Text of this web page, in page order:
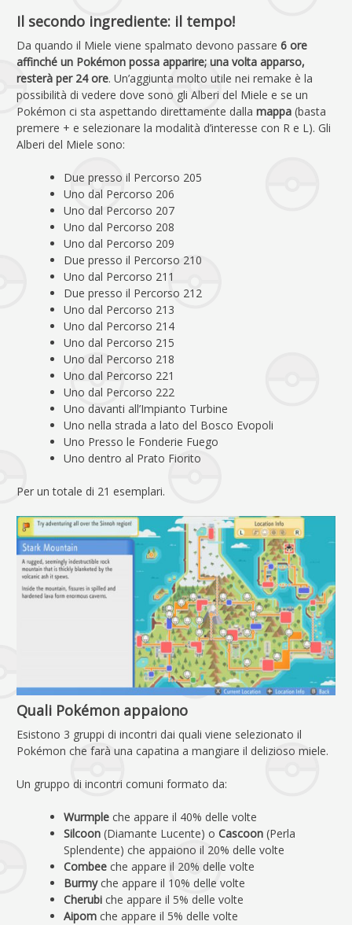
Il secondo ingrediente: il tempo!
Da quando il Miele viene spalmato devono passare 6 ore
affinché un Pokémon possa apparire; una volta apparso,
resterà per 24 ore. Un’aggiunta molto utile nei remake è la
possibilità di vedere dove sono gli Alberi del Miele e se un
Pokémon ci sta aspettando direttamente dalla mappa (basta
premere + e selezionare la modalità d’interesse con R e L). Gli
Alberi del Miele sono:
Due presso il Percorso 205
Uno dal Percorso 206
Uno dal Percorso 207
Uno dal Percorso 208
Uno dal Percorso 209
Due presso il Percorso 210
Uno dal Percorso 211
Due presso il Percorso 212
Uno dal Percorso 213
Uno dal Percorso 214
Uno dal Percorso 215
Uno dal Percorso 218
Uno dal Percorso 221
Uno dal Percorso 222
Uno davanti all’Impianto Turbine
Uno nella strada a lato del Bosco Evopoli
Uno Presso le Fonderie Fuego
Uno dentro al Prato Fiorito
Per un totale di 21 esemplari.
Quali Pokémon appaiono
Esistono 3 gruppi di incontri dai quali viene selezionato il
Pokémon che farà una capatina a mangiare il delizioso miele.
Un gruppo di incontri comuni formato da:
Wurmple che appare il 40% delle volte
Silcoon (Diamante Lucente) o Cascoon (Perla
Splendente) che appaiono il 20% delle volte
Combee che appare il 20% delle volte
Burmyche appare il 10% delle volte
Cherubi che appare il 5% delle volte
Aipom che appare il 5% delle volte